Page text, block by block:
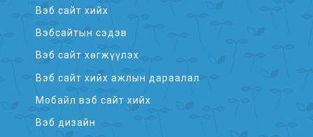
Вэб сайт хийх
Вэбсайтын сэдэв
Вэб сайт хөгжүүлэх
Вэб сайт хийх ажлын дараалал
Мобайл вэб сайт хийх
Вэб дизайн